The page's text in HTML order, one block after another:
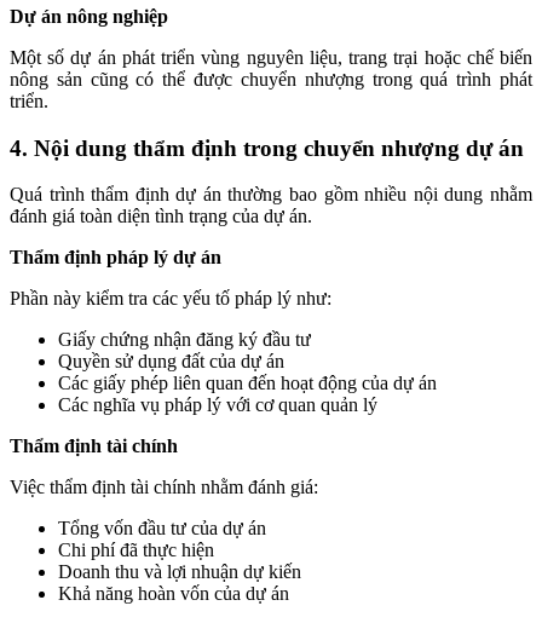
Dự án nông nghiệp
Một số dự án phát triển vùng nguyên liệu, trang trại hoặc chế biến
nông sản cũng có thể được chuyển nhượng trong quá trình phát
triển.
4. Nội dung thẩm định trong chuyển nhượng dự án
Quá trình thẩm định dự án thường bao gồm nhiều nội dung nhằm
đánh giá toàn diện tình trạng của dự án.
Thẩm định pháp lý dự án
Phần này kiểm tra các yếu tố pháp lý như:
Giấy chứng nhận đăng ký đầu tư
Quyền sử dụng đất của dự án
Các giấy phép liên quan đến hoạt động của dự án
Các nghĩa vụ pháp lý với cơ quan quản lý
Thẩm định tài chính
Việc thẩm định tài chính nhằm đánh giá:
Tổng vốn đầu tư của dự án
Chi phí đã thực hiện
Doanh thu và lợi nhuận dự kiến
Khả năng hoàn vốn của dự án